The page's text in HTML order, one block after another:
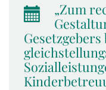
„Zum
Gesetzgebers